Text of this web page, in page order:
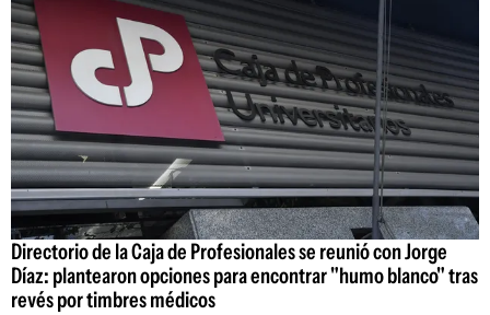
Directorio de la Caja de Profesionales se reunió con Jorge
Díaz: plantearon opciones para encontrar "humo blanco" tras
revés por timbres médicos